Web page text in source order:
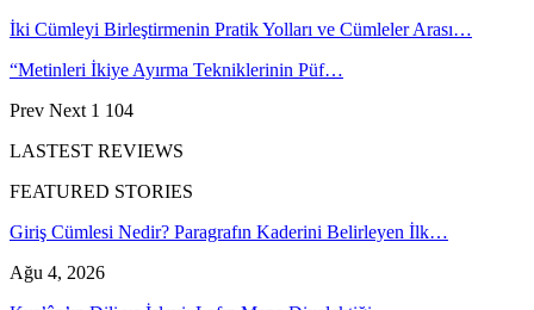
İki Cümleyi Birleştirmenin Pratik Yolları ve Cümleler Arası…
“Metinleri İkiye Ayırma Tekniklerinin Püf…
Prev Next 1 104
LASTEST REVIEWS
FEATURED STORIES
Giriş Cümlesi Nedir? Paragrafın Kaderini Belirleyen İlk…
Ağu 4, 2026